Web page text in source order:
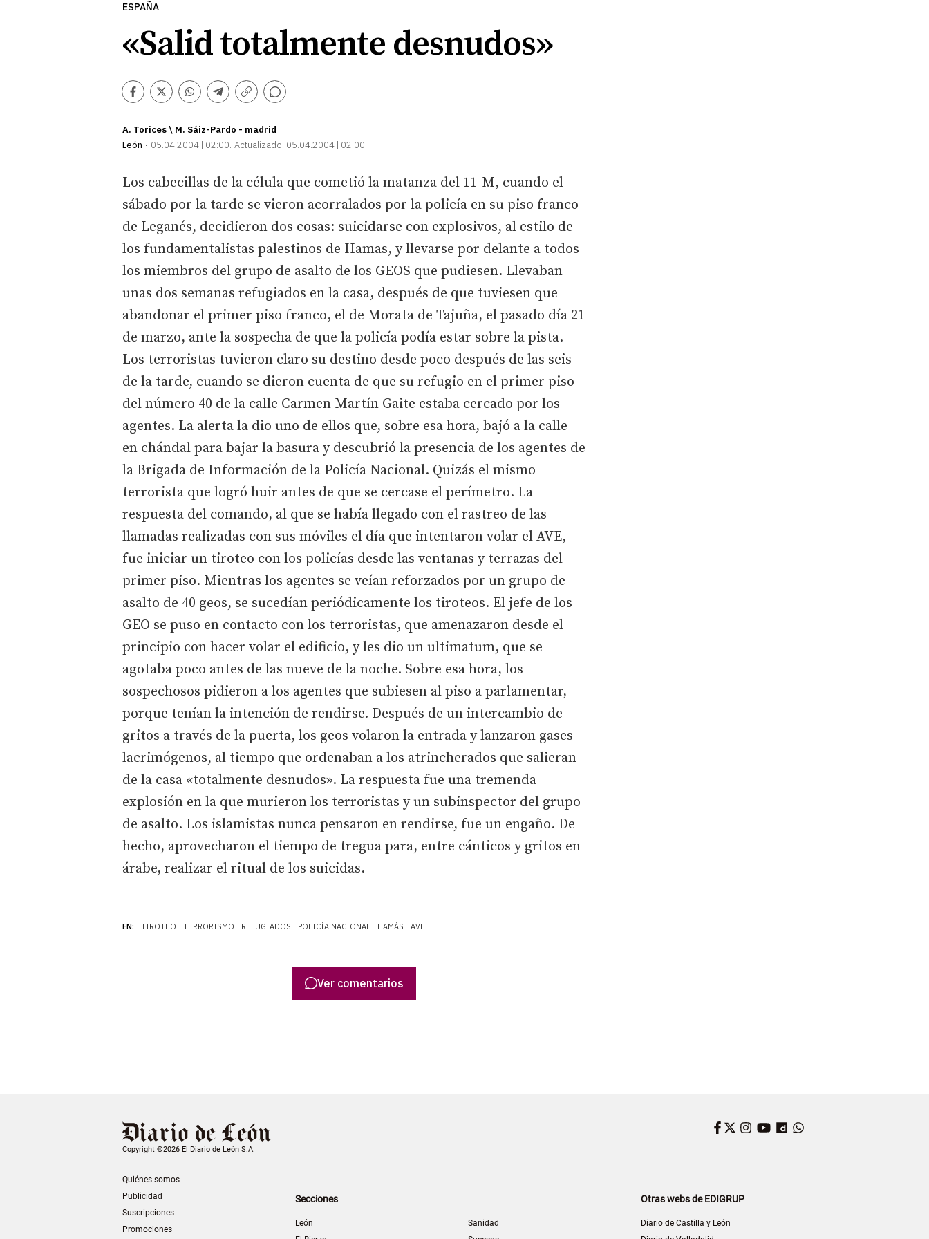
ESPAÑA
«Salid totalmente desnudos»
Facebook
TwitterWhatsapp
Telegram
Copiar
Comentarios
A. Torices \ M. Sáiz-Pardo - madrid
León
05.04.2004 | 02:00 Actualizado: 05.04.2004 | 02:00
EN: TIROTEO TERRORISMO REFUGIADOS POLICÍA NACIONAL HAMÁS AVE
Los cabecillas de la célula que cometió la matanza del 11-M, cuando el
sábado por la tarde se vieron acorralados por la policía en su piso franco
de Leganés, decidieron dos cosas: suicidarse con explosivos, al estilo de
los fundamentalistas palestinos de Hamas, y llevarse por delante a todos
los miembros del grupo de asalto de los GEOS que pudiesen. Llevaban
unas dos semanas refugiados en la casa, después de que tuviesen que
abandonar el primer piso franco, el de Morata de Tajuña, el pasado día 21
de marzo, ante la sospecha de que la policía podía estar sobre la pista.
Los terroristas tuvieron claro su destino desde poco después de las seis
de la tarde, cuando se dieron cuenta de que su refugio en el primer piso
del número 40 de la calle Carmen Martín Gaite estaba cercado por los
agentes. La alerta la dio uno de ellos que, sobre esa hora, bajó a la calle
en chándal para bajar la basura y descubrió la presencia de los agentes de
la Brigada de Información de la Policía Nacional. Quizás el mismo
terrorista que logró huir antes de que se cercase el perímetro. La
respuesta del comando, al que se había llegado con el rastreo de las
llamadas realizadas con sus móviles el día que intentaron volar el AVE,
fue iniciar un tiroteo con los policías desde las ventanas y terrazas del
primer piso. Mientras los agentes se veían reforzados por un grupo de
asalto de 40 geos, se sucedían periódicamente los tiroteos. El jefe de los
GEO se puso en contacto con los terroristas, que amenazaron desde el
principio con hacer volar el edificio, y les dio un ultimatum, que se
agotaba poco antes de las nueve de la noche. Sobre esa hora, los
sospechosos pidieron a los agentes que subiesen al piso a parlamentar,
porque tenían la intención de rendirse. Después de un intercambio de
gritos a través de la puerta, los geos volaron la entrada y lanzaron gases
lacrimógenos, al tiempo que ordenaban a los atrincherados que salieran
de la casa «totalmente desnudos». La respuesta fue una tremenda
explosión en la que murieron los terroristas y un subinspector del grupo
de asalto. Los islamistas nunca pensaron en rendirse, fue un engaño. De
hecho, aprovecharon el tiempo de tregua para, entre cánticos y gritos en
árabe, realizar el ritual de los suicidas.
Ver comentarios
Copyright ©2026 El Diario de León S.A.
Quiénes somos
Publicidad
Suscripciones
Promociones
Facebook
Twitter
Instagram
YouTube
Dailymotion
Secciones
León
Sanidad
Otras webs de EDIGRUP
Diario de Castilla y León